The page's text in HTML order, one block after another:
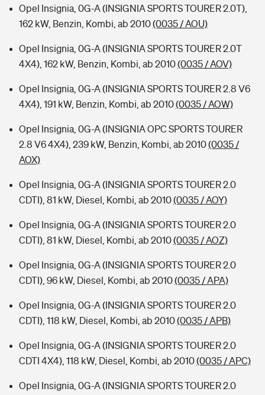
Opel Insignia, 0G-A (INSIGNIA SPORTS TOURER 2.0T),
162 kW, Benzin, Kombi, ab 2010(0035 / AOU)
Opel Insignia, 0G-A (INSIGNIA SPORTS TOURER 2.0T
4X4), 162 kW, Benzin, Kombi, ab 2010(0035 / AOV)
Opel Insignia, 0G-A (INSIGNIA SPORTS TOURER 2.8 V6
4X4), 191 kW, Benzin, Kombi, ab 2010(0035 / AOW)
Opel Insignia, 0G-A (INSIGNIA OPC SPORTS TOURER
2.8 V6 4X4), 239 kW, Benzin, Kombi, ab 2010(0035 /
AOX)
Opel Insignia, 0G-A (INSIGNIA SPORTS TOURER 2.0
CDTI), 81 kW, Diesel, Kombi, ab 2010(0035 / AOY)
Opel Insignia, 0G-A (INSIGNIA SPORTS TOURER 2.0
CDTI), 81 kW, Diesel, Kombi, ab 2010(0035 / AOZ)
Opel Insignia, 0G-A (INSIGNIA SPORTS TOURER 2.0
CDTI), 96 kW, Diesel, Kombi, ab 2010(0035 / APA)
Opel Insignia, 0G-A (INSIGNIA SPORTS TOURER 2.0
CDTI), 118 kW, Diesel, Kombi, ab 2010(0035 / APB)
Opel Insignia, 0G-A (INSIGNIA SPORTS TOURER 2.0
CDTI 4X4), 118 kW, Diesel, Kombi, ab 2010(0035 / APC)
Opel Insignia, 0G-A (INSIGNIA SPORTS TOURER 2.0